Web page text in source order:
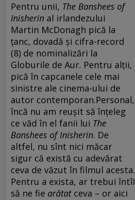
Pentru unii, The Banshees of
Inisherin al irlandezului
Martin McDonagh pică la
țanc, dovadă și cifra-record
(8) de nominalizări la
Globurile de Aur. Pentru alții,
pică în capcanele cele mai
sinistre ale cinema-ului de
autor contemporan.Personal,
încă nu am reușit să înțeleg
ce văd în el fanii lui The
Banshees of Inisherin. De
altfel, nu sînt nici măcar
sigur că există cu adevărat
ceva de văzut în filmul acesta.
Pentru a exista, ar trebui întîi
să ne fie arătat ceva – or aici